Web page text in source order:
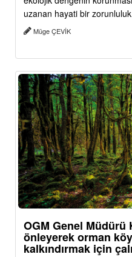
uzanan hayati bir
Müge ÇEVİK
OGM Genel Müdürü
önleyerek orman
kalkındırmak için